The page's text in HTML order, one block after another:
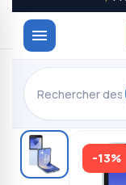
-13%